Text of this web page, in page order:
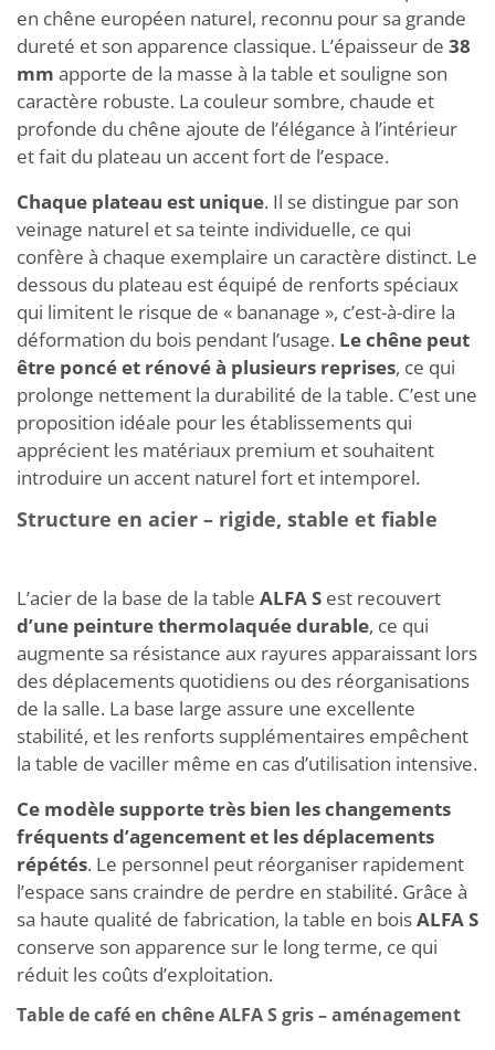
en chêne européen naturel, reconnu pour sa grande
dureté et son apparence classique. L’épaisseur de 38
mm apporte de la masse à la table et souligne son
caractère robuste. La couleur sombre, chaude et
profonde du chêne ajoute de l’élégance à l’intérieur
et fait du plateau un accent fort de l’espace.
Chaque plateau est unique. Il se distingue par son
veinage naturel et sa teinte individuelle, ce qui
confère à chaque exemplaire un caractère distinct. Le
dessous du plateau est équipé de renforts spéciaux
qui limitent le risque de « bananage », c’est-à-dire la
déformation du bois pendant l’usage. Le chêne peut
être poncé et rénové à plusieurs reprises, ce qui
prolonge nettement la durabilité de la table. C’est une
proposition idéale pour les établissements qui
apprécient les matériaux premium et souhaitent
introduire un accent naturel fort et intemporel.
Structure en acier – rigide, stable et fiable
L’acier de la base de la table ALFA S est recouvert
d’une peinture thermolaquée durable, ce qui
augmente sa résistance aux rayures apparaissant lors
des déplacements quotidiens ou des réorganisations
de la salle. La base large assure une excellente
stabilité, et les renforts supplémentaires empêchent
la table de vaciller même en cas d’utilisation intensive.
Ce modèle supporte très bien les changements
fréquents d’agencement et les déplacements
répétés. Le personnel peut réorganiser rapidement
l’espace sans craindre de perdre en stabilité. Grâce à
sa haute qualité de fabrication, la table en boisALFA S
conserve son apparence sur le long terme, ce qui
réduit les coûts d’exploitation.
Table de café en chêne ALFA S gris – aménagement